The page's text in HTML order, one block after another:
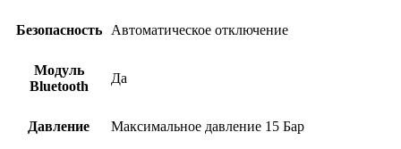
Безопасность Автоматическое отключение
Модуль
Bluetooth
Да
Давление Максимальное давление 15 Бар